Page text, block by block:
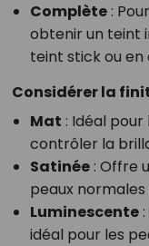
Complète:
obtenir un teint
teint stick ou en
Considérer la
Mat : Idéal
contrôler la
Satinée: Offre
peaux normales
Luminescente:
idéal pour les